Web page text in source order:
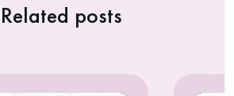
Related posts